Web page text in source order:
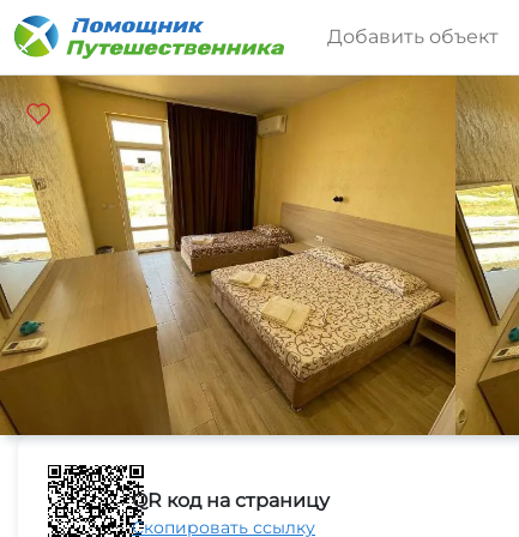
Добавить объект
QR код на страницу
Скопировать ссылку